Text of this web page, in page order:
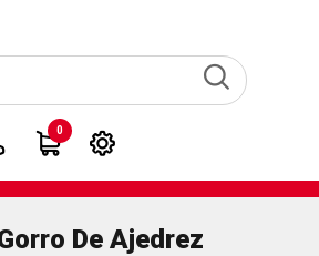
0
De Ajedrez